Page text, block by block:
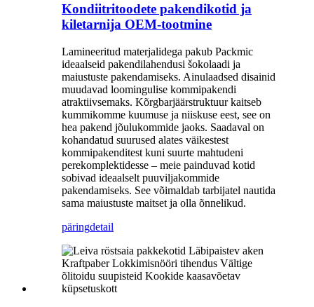
Kondiitritoodete pakendikotid ja
kiletarnija OEM-tootmine
Lamineeritud materjalidega pakub Packmic
ideaalseid pakendilahendusi šokolaadi ja
maiustuste pakendamiseks. Ainulaadsed disainid
muudavad loomingulise kommipakendi
atraktiivsemaks. Kõrgbarjäärstruktuur kaitseb
kummikomme kuumuse ja niiskuse eest, see on
hea pakend jõulukommide jaoks. Saadaval on
kohandatud suurused alates väikestest
kommipakenditest kuni suurte mahtudeni
perekomplektidesse – meie painduvad kotid
sobivad ideaalselt puuviljakommide
pakendamiseks. See võimaldab tarbijatel nautida
sama maiustuste maitset ja olla õnnelikud.
päringdetail